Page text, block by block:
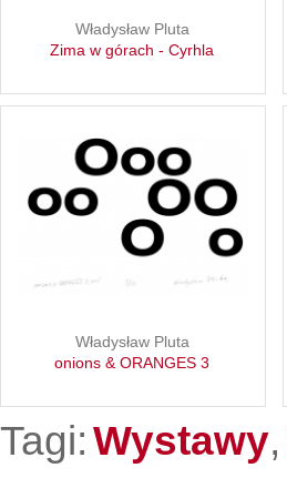
Władysław Pluta
Zima w górach - Cyrhla
Władysław Pluta
onions & ORANGES 3
Tagi:Wystawy,